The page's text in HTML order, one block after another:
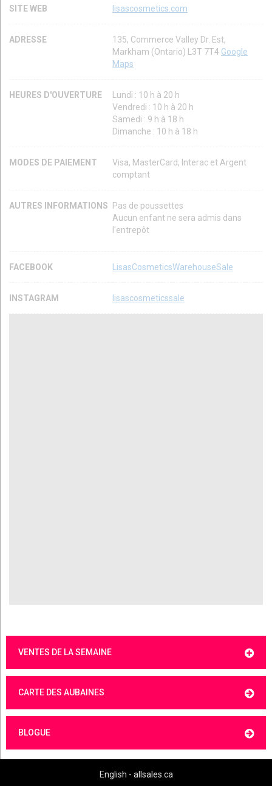
SITE WEB lisascosmetics.com
ADRESSE
135, Commerce Valley Dr. Est,
Markham (Ontario) L3T 7T4 Google
Maps
HEURES D'OUVERTURE
Lundi : 10 h à 20 h
Vendredi : 10 h à 20 h
Samedi : 9 h à 18 h
Dimanche : 10 h à 18 h
MODES DE PAIEMENT
Visa, MasterCard, Interac et Argent
comptant
AUTRES INFORMATIONS
Pas de poussettes
Aucun enfant ne sera admis dans
l'entrepôt
FACEBOOK LisasCosmeticsWarehouseSale
INSTAGRAM lisascosmeticssale
VENTES DE LA SEMAINE
CARTE DES AUBAINES
BLOGUE
English - allsales.ca